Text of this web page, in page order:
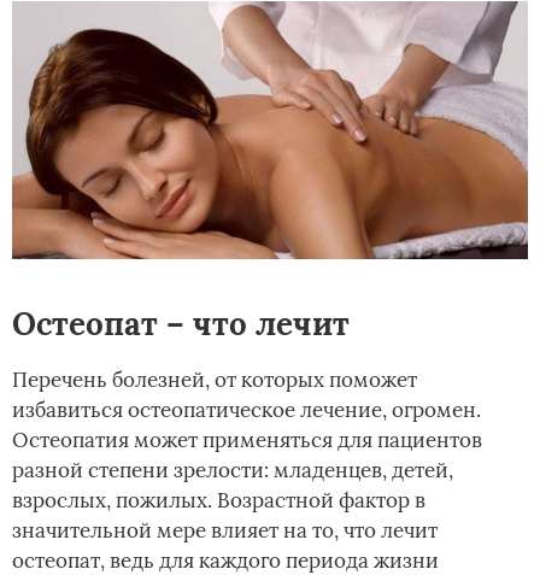
Остеопат – что лечит
Перечень болезней, от которых поможет
избавиться остеопатическое лечение, огромен.
Остеопатия может применяться для пациентов
разной степени зрелости: младенцев, детей,
взрослых, пожилых. Возрастной фактор в
значительной мере влияет на то, что лечит
остеопат, ведь для каждого периода жизни